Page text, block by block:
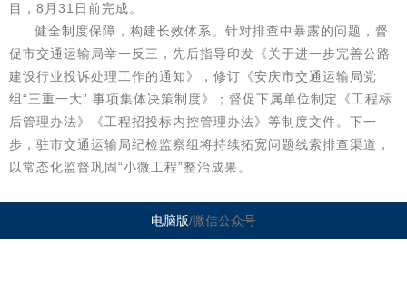
目，8月31日前完成。
健全制度保障，构建长效体系。针对排查中暴露的问题，督
促市交通运输局举一反三，先后指导印发《关于进一步完善公路
建设行业投诉处理工作的通知》，修订《安庆市交通运输局党
组“三重一大” 事项集体决策制度》；督促下属单位制定《工程标
后管理办法》《工程招投标内控管理办法》等制度文件。下一
步，驻市交通运输局纪检监察组将持续拓宽问题线索排查渠道，
以常态化监督巩固“小微工程”整治成果。
电脑版/微信公众号